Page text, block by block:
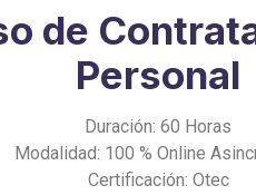
de
Personal
Duración: 60 Horas
Modalidad: 100 % Online
Certificación: Otec